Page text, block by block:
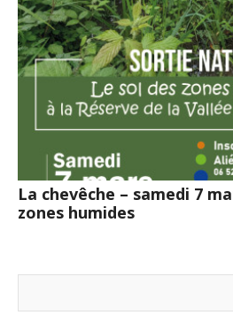
La chevêche – samedi 7
zones humides